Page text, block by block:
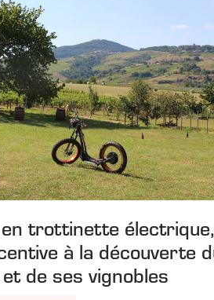
trottinette
à la découverte
de ses vignobles